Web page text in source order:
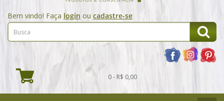
Bem vindo! Faça login ou cadastre-se
0 - R$ 0,00